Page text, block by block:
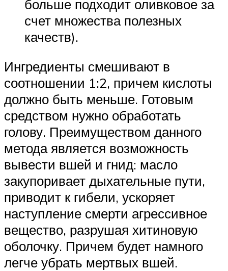
больше подходит оливковое за
счет множества полезных
качеств).
Ингредиенты смешивают в
соотношении 1:2, причем кислоты
должно быть меньше. Готовым
средством нужно обработать
голову. Преимуществом данного
метода является возможность
вывести вшей и гнид: масло
закупоривает дыхательные пути,
приводит к гибели, ускоряет
наступление смерти агрессивное
вещество, разрушая хитиновую
оболочку. Причем будет намного
легче убрать мертвых вшей.